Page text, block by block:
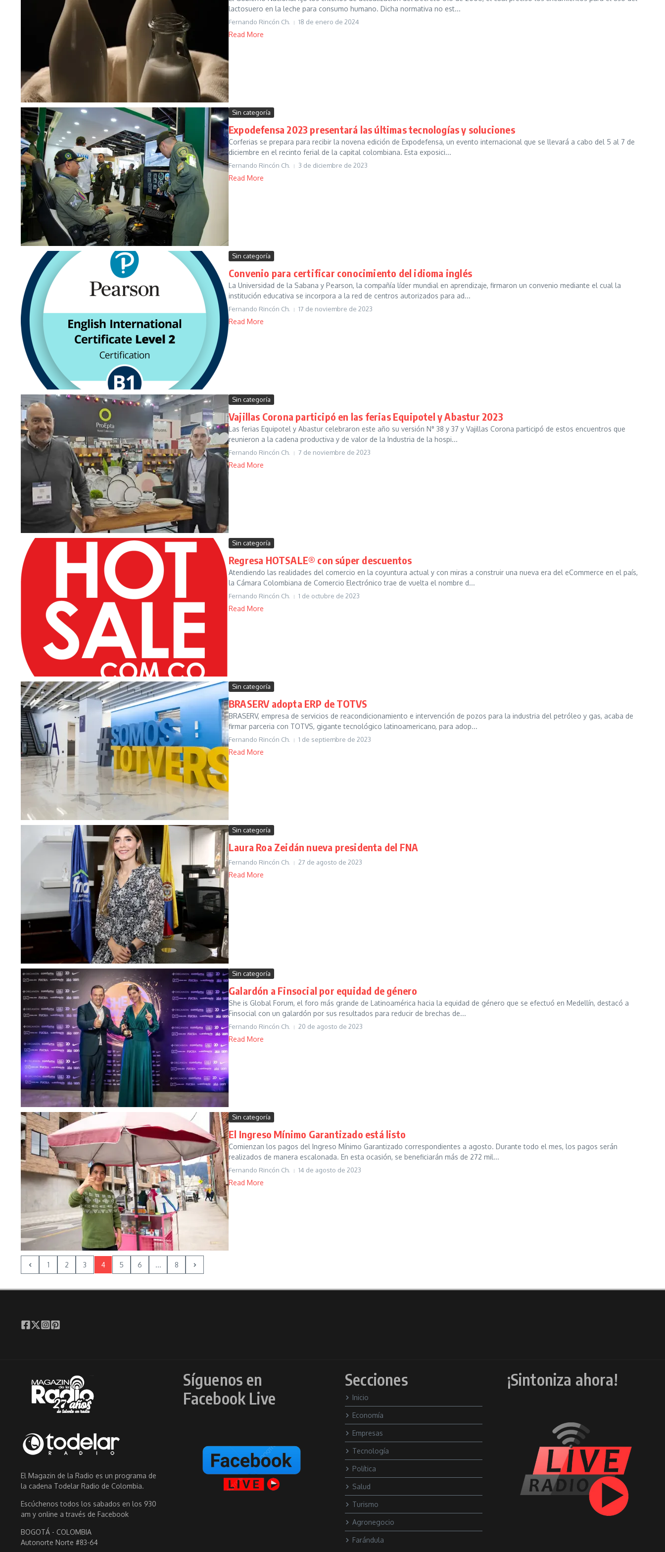
lactosuero en la leche para consumo humano. Dicha normativa no est...
Fernando Rincón Ch. 18 de enero de 2024
Read More
Sin categoría
Expodefensa 2023 presentará las últimas tecnologías y soluciones
Corferias se prepara para recibir la novena edición de Expodefensa, un evento internacional que se llevará a cabo del 5 al 7 de
diciembre en el recinto ferial de la capital colombiana. Esta exposici...
Fernando Rincón Ch. 3 de diciembre de 2023
Read More
Sin categoría
Convenio para certificar conocimiento del idioma inglés
La Universidad de la Sabana y Pearson, la compañía líder mundial en aprendizaje, firmaron un convenio mediante el cual la
institución educativa se incorpora a la red de centros autorizados para ad...
Fernando Rincón Ch. 17 de noviembre de 2023
Read More
Sin categoría
Vajillas Corona participó en las ferias Equipotel y Abastur 2023
Las ferias Equipotel y Abastur celebraron este año su versión N° 38 y 37 y Vajillas Corona participó de estos encuentros que
reunieron a la cadena productiva y de valor de la Industria de la hospi...
Fernando Rincón Ch. 7 de noviembre de 2023
Read More
Sin categoría
Regresa HOTSALE® con súper descuentos
Atendiendo las realidades del comercio en la coyuntura actual y con miras a construir una nueva era del eCommerce en el país,
la Cámara Colombiana de Comercio Electrónico trae de vuelta el nombre d...
Fernando Rincón Ch. 1 de octubre de 2023
Read More
Sin categoría
BRASERV adopta ERP de TOTVS
BRASERV, empresa de servicios de reacondicionamiento e intervención de pozos para la industria del petróleo y gas, acaba de
firmar parceria con TOTVS, gigante tecnológico latinoamericano, para adop...
Fernando Rincón Ch. 1 de septiembre de 2023
Read More
Sin categoría
Laura Roa Zeidán nueva presidenta del FNA
Fernando Rincón Ch. 27 de agosto de 2023
Read More
Sin categoría
Galardón a Finsocial por equidad de género
She is Global Forum, el foro más grande de Latinoamérica hacia la equidad de género que se efectuó en Medellín, destacó a
Finsocial con un galardón por sus resultados para reducir de brechas de...
Fernando Rincón Ch. 20 de agosto de 2023
Read More
Sin categoría
El Ingreso Mínimo Garantizado está listo
Comienzan los pagos del Ingreso Mínimo Garantizado correspondientes a agosto. Durante todo el mes, los pagos serán
realizados de manera escalonada. En esta ocasión, se beneficiarán más de 272 mil...
Fernando Rincón Ch. 14 de agosto de 2023
Read More
1 2 3 4 5 6 ... 8
El Magazin de la Radio es un programa de
la cadena Todelar Radio de Colombia.
Escúchenos todos los sabados en los 930
am y online a través de Facebook
BOGOTÁ - COLOMBIA
Autonorte Norte #83-64
Síguenos en
Facebook Live
Secciones
Inicio
Economía
Empresas
Tecnología
Política
Salud
Turismo
Agronegocio
Farándula
¡Sintoniza ahora!